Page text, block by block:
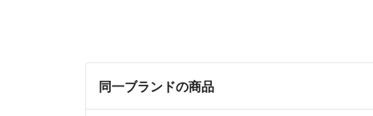
同一ブランドの商品